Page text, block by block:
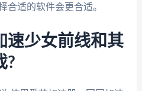
合适的软件会更合适。
速少女前线和其
?